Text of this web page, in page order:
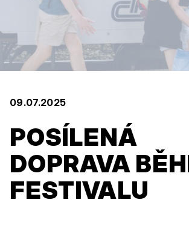
09.07.2025
POSÍLENÁ
DOPRAVA
FESTIVALU